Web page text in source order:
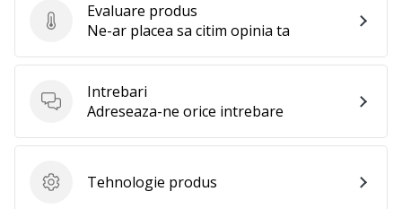
Evaluare produs
Evaluare produs
Ne-ar placea sa citim opinia ta
Intrebari
Intrebari
Adreseaza-ne orice intrebare
Tehnologie produs
Tehnologie produs